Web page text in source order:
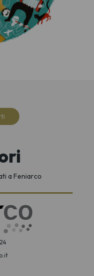
a Feniarco